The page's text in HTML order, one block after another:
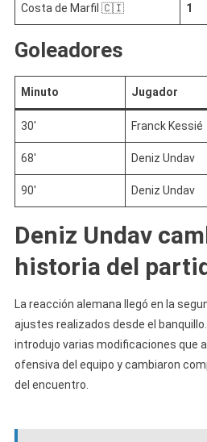
Costa de Marfil 🇨🇮 1
Goleadores
Minuto Jugador
30′ Franck Kessié
68′ Deniz Undav
90′ Deniz Undav
Deniz Undav
historia del
La reacción alemana llegó en la
ajustes realizados desde el
introdujo varias modificaciones que
ofensiva del equipo y cambiaron
del encuentro.